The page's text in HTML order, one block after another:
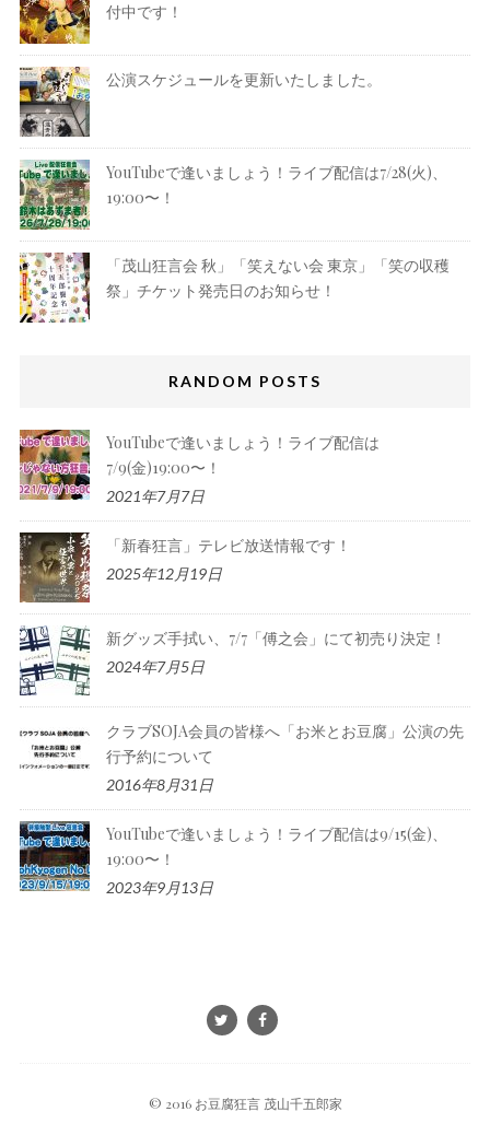
付中です！
公演スケジュールを更新いたしました。
YouTubeで逢いましょう！ライブ配信は7/28(火)、
19:00〜！
「茂山狂言会 秋」「笑えない会 東京」「笑の収穫
祭」チケット発売日のお知らせ！
RANDOM POSTS
YouTubeで逢いましょう！ライブ配信は
7/9(金)19:00〜！
2021年7月7日
「新春狂言」テレビ放送情報です！
2025年12月19日
新グッズ手拭い、7/7「傅之会」にて初売り決定！
2024年7月5日
クラブSOJA会員の皆様へ「お米とお豆腐」公演の先
行予約について
2016年8月31日
YouTubeで逢いましょう！ライブ配信は9/15(金)、
19:00〜！
2023年9月13日
© 2016 お豆腐狂言 茂山千五郎家